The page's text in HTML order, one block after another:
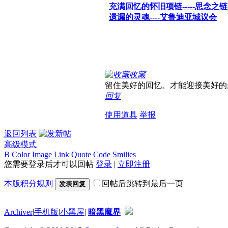
充满回忆的怀旧项链-----思念之链
遗漏的灵魂----艾鲁迪亚城议会
收藏
留住美好的回忆。才能迎接美好
回复
使用道具 举报
返回列表
高级模式
B Color Image Link Quote Code Smilies
您需要登录后才可以回帖 登录 | 立即注册
本版积分规则 发表回复 回帖后跳转到最后一页
Archiver|手机版|小黑屋| 暗黑魔界